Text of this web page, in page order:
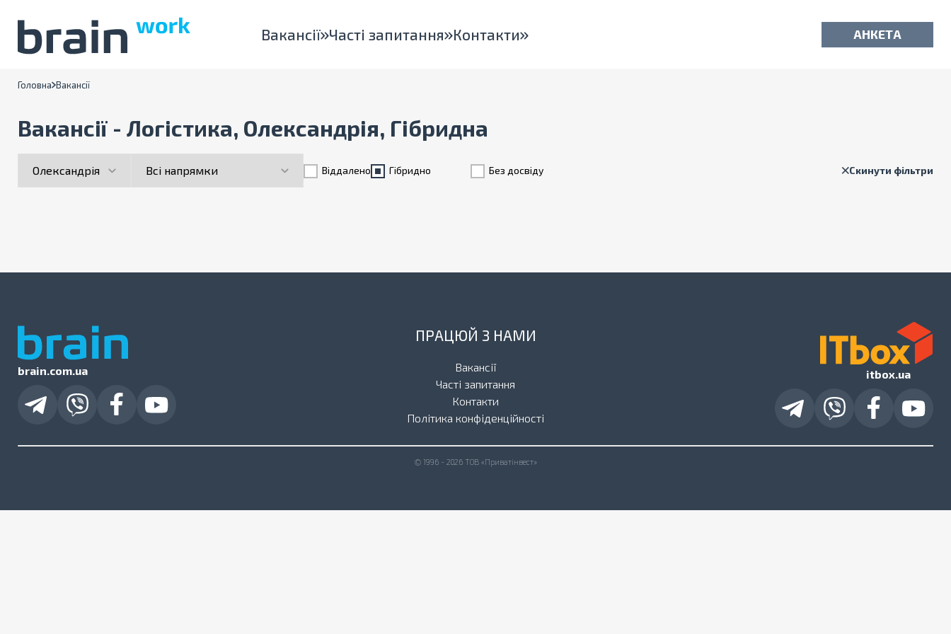
Вакансії Часті запитання Контакти АНКЕТА
Головна Вакансії
Вакансії - Логістика, Олександрія, Гібридна
Віддалено Гiбридно Без досвіду Скинути фільтри
brain.com.ua
ПРАЦЮЙ З НАМИ
Вакансії
Часті запитання
Контакти
Політика конфіденційності
itbox.ua
© 1996 - 2026 ТОВ «Приватінвест»